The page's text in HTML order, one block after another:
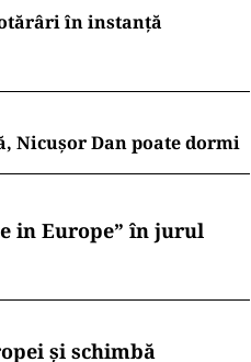
în instanță
Nicușor Dan poate dormi
in Europe” în jurul
și schimbă